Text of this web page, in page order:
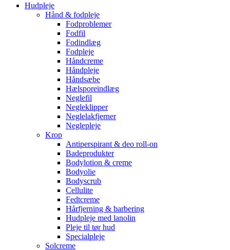
Hudpleje
Hånd & fodpleje
Fodproblemer
Fodfil
Fodindlæg
Fodpleje
Håndcreme
Håndpleje
Håndsæbe
Hælsporeindlæg
Neglefil
Negleklipper
Neglelakfjerner
Neglepleje
Krop
Antiperspirant & deo roll-on
Badeprodukter
Bodylotion & creme
Bodyolie
Bodyscrub
Cellulite
Fedtcreme
Hårfjerning & barbering
Hudpleje med lanolin
Pleje til tør hud
Specialpleje
Solcreme